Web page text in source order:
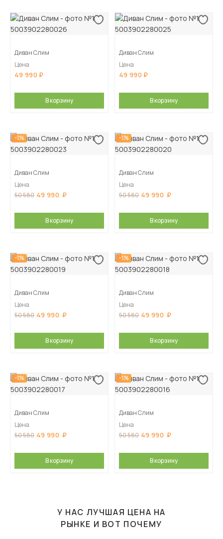
Диван Слим
Цена
49 990
В корзину
Диван Слим
Цена
49 990
В корзину
-1%
Диван Слим
Цена
50 580 49 990
В корзину
-1%
Диван Слим
Цена
50 580 49 990
В корзину
-1%
Диван Слим
Цена
50 580 49 990
В корзину
-1%
Диван Слим
Цена
50 580 49 990
В корзину
-1%
Диван Слим
Цена
50 580 49 990
В корзину
-1%
Диван Слим
Цена
50 580 49 990
В корзину
У НАС ЛУЧШАЯ ЦЕНА НА
РЫНКЕ И ВОТ ПОЧЕМУ